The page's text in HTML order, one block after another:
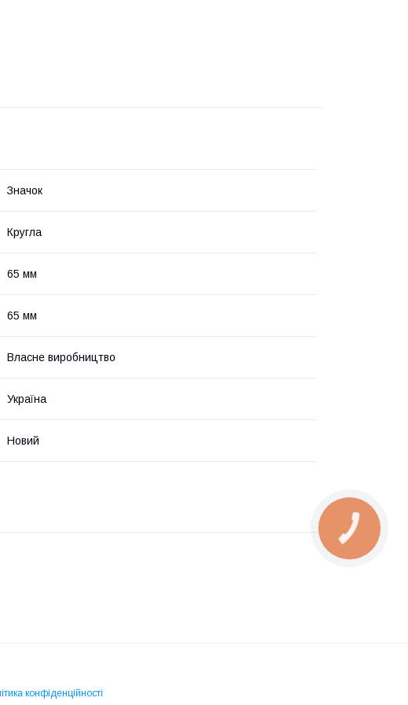
Значок
Кругла
65 мм
65 мм
Власне виробництво
Україна
Новий
конфіденційності
КНОПКА
ЗВ'ЯЗКУ